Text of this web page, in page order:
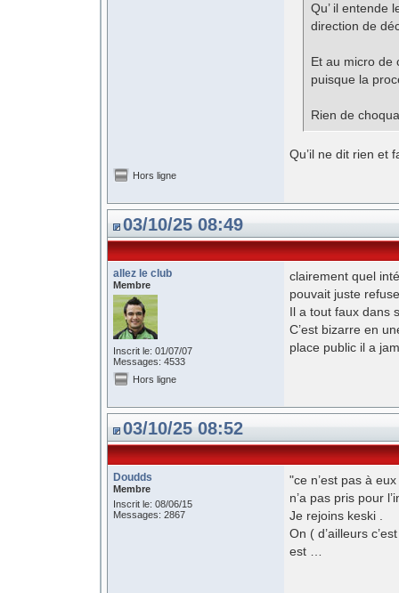
Qu’ il entende
direction de
Et au micro de
puisque la
Rien de
Qu’il ne dit rien et
Hors ligne
03/10/25 08:49
allez le club
Membre
Inscrit le: 01/07/07
Messages: 4533
clairement quel
pouvait juste
Il a tout faux dans
C’est bizarre en
place public il a
Hors ligne
03/10/25 08:52
Doudds
Membre
Inscrit le: 08/06/15
Messages: 2867
"ce n’est pas à
n’a pas pris pour
Je rejoins keski .
On ( d’ailleurs
est …